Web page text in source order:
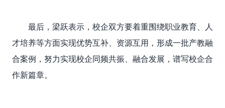
最后，梁跃表示，校企双方要着重围绕职业教育、人
才培养等方面实现优势互补、资源互用，形成一批产教融
合案例，努力实现校企同频共振、融合发展，谱写校企合
作新篇章。